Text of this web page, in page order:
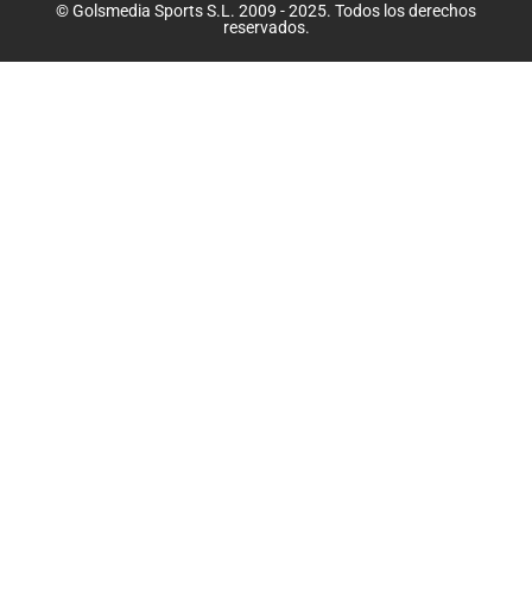
© Golsmedia Sports S.L. 2009 - 2025. Todos los derechos
reservados.